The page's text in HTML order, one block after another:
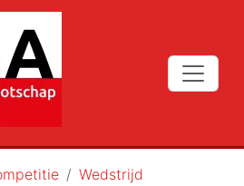
Wedstrijd